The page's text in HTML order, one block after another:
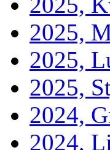
2025,
2025,
2025,
2024,
2024,